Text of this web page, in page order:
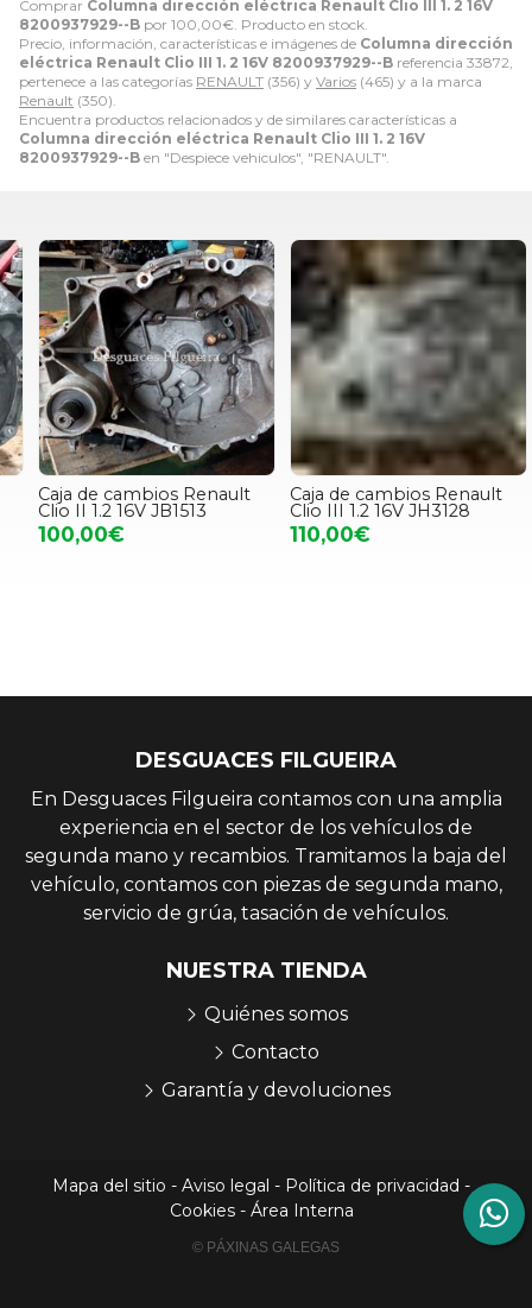
Comprar Columna dirección eléctrica Renault Clio III 1. 2 16V
8200937929--B por 100,00€ . Producto en stock.
Precio, información, características e imágenes de Columna dirección
eléctrica Renault Clio III 1. 2 16V 8200937929--B referencia 33872,
pertenece a las categorías RENAULT (356) y Varios (465) y a la marca
Renault (350).
Encuentra productos relacionados y de similares características a
Columna dirección eléctrica Renault Clio III 1. 2 16V
8200937929--B en "Despiece vehiculos", "RENAULT".
Caja de cambios Renault
Clio II 1.2 16V JB1513
100,00€
Caja de cambios Renault
Clio III 1.2 16V JH3128
110,00€
DESGUACES FILGUEIRA
En Desguaces Filgueira contamos con una amplia
experiencia en el sector de los vehículos de
segunda mano y recambios. Tramitamos la baja del
vehículo, contamos con piezas de segunda mano,
servicio de grúa, tasación de vehículos.
NUESTRA TIENDA
Quiénes somos
Contacto
Garantía y devoluciones
Mapa del sitio - Aviso legal - Política de privacidad -
Cookies- Área Interna
© PÁXINAS GALEGAS